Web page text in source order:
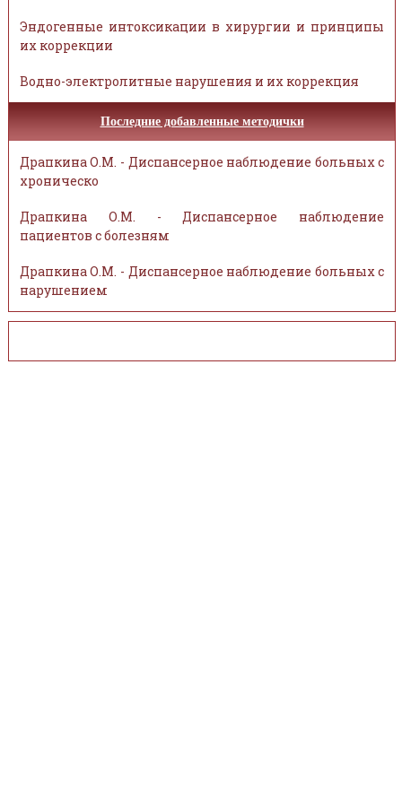
Эндогенные интоксикации в хирургии и принципы
их коррекции
Водно-электролитные нарушения и их коррекция
Последние добавленные методички
Драпкина О.М. - Диспансерное наблюдение больных с
хроническо
Драпкина О.М. - Диспансерное наблюдение
пациентов с болезням
Драпкина О.М. - Диспансерное наблюдение больных с
нарушением